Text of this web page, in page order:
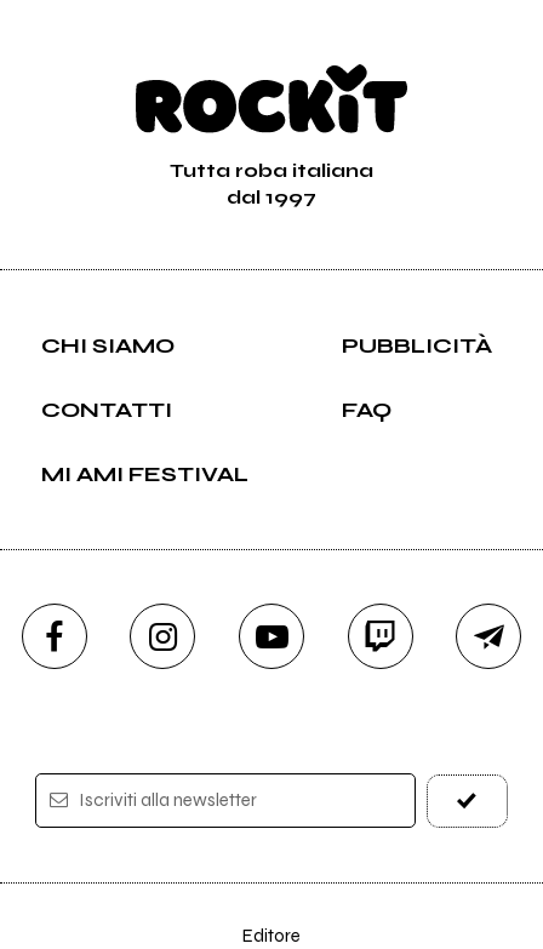
Tutta roba italiana
dal 1997
CHI SIAMO PUBBLICITÀ
CONTATTI FAQ
MI AMI FESTIVAL
Iscriviti alla newsletter
Editore